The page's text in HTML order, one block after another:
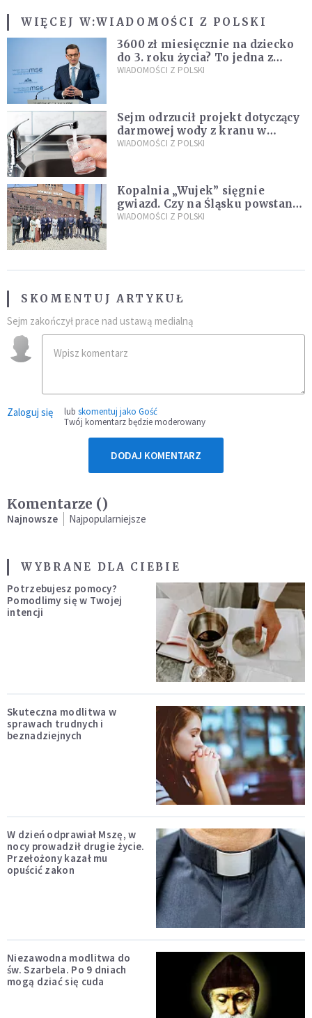
WIĘCEJ W:WIADOMOŚCI Z POLSKI
3600 zł miesięcznie na dziecko
do 3. roku życia? To jedna z
propozycji programu "Rozwój
WIADOMOŚCI Z POLSKI
Sejm odrzucił projekt dotyczący
darmowej wody z kranu w
restauracjach
WIADOMOŚCI Z POLSKI
Kopalnia „Wujek” sięgnie
gwiazd. Czy na Śląsku powstanie
„Dolina Krzemowa”?
WIADOMOŚCI Z POLSKI
SKOMENTUJ ARTYKUŁ
Sejm zakończył prace nad ustawą medialną
Zaloguj się lub skomentuj jako Gość
Twój komentarz będzie moderowany
DODAJ KOMENTARZ
Komentarze ()
Najnowsze Najpopularniejsze
WYBRANE DLA CIEBIE
Potrzebujesz pomocy?
Pomodlimy się w Twojej
intencji
Skuteczna modlitwa w
sprawach trudnych i
beznadziejnych
W dzień odprawiał Mszę, w
nocy prowadził drugie życie.
Przełożony kazał mu
opuścić zakon
Niezawodna modlitwa do
św. Szarbela. Po 9 dniach
mogą dziać się cuda